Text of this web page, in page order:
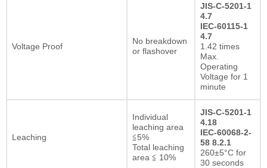
Voltage Proof
No breakdown
or flashover
JIS-C-5201-1
4.7
IEC-60115-1
4.7
1.42 times
Max.
Operating
Voltage for 1
minute
Leaching
Individual
leaching area
≦5%
Total leaching
area ≦ 10%
JIS-C-5201-1
4.18
IEC-60068-2-
58 8.2.1
260±5°C for
30 seconds